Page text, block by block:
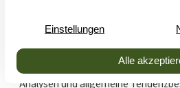
Sofern diese Analysen oder Profile
werden sie mit Kündigung der
anonymisiert, sonst nach zwei
Übrigen werden die
Analysen und allgemeine